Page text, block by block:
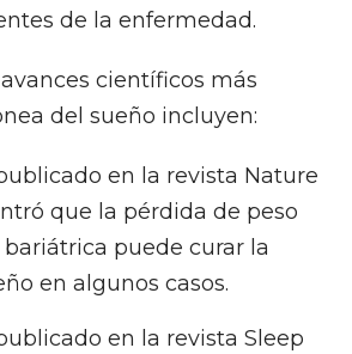
de la enfermedad.
científicos más
del sueño incluyen:
en la revista Nature
que la pérdida de peso
puede curar la
en algunos casos.
en la revista Sleep